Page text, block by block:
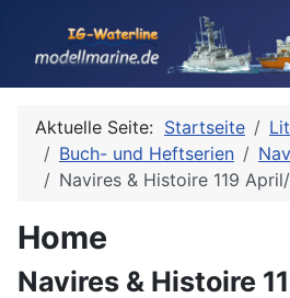
Aktuelle Seite: Startseite
Buch- und Heftserien
Navires & Histoire 119
Home
Navires & Histoire